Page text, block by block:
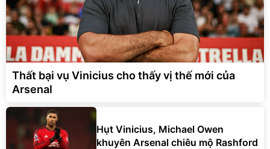
Thất bại vụ Vinicius cho thấy vị thế mới của
Arsenal
Hụt Vinicius, Michael Owen
khuyên Arsenal chiêu mộ Rashford